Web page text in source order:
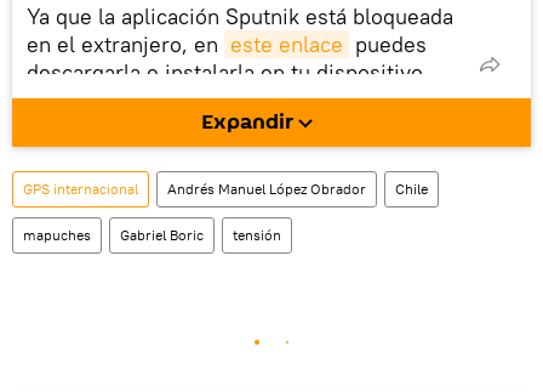
Ya que la aplicación Sputnik está bloqueada
en el extranjero, en este enlace puedes
descargarla e instalarla en tu dispositivo
móvil (¡solo para Android!).
También tenemos una cuenta en la red
social rusa VK .
Expandir
GPS internacional Andrés Manuel López Obrador Chile
mapuches Gabriel Boric tensión